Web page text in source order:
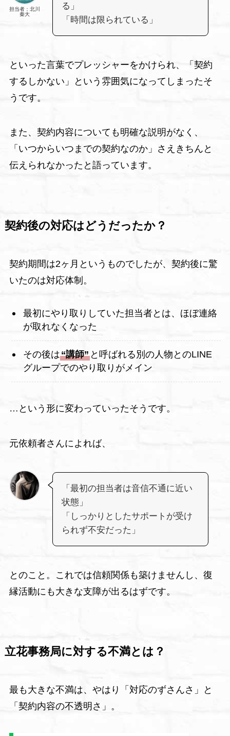
担当者：北川
秦大
る」
「時間は限られている」
といった言葉でプレッシャーをかけられ、「契約
するしかない」という雰囲気になってしまったそ
うです。
また、契約内容についても明確な説明がなく、
「いつからいつまでの契約なのか」さえきちんと
伝えられなかったと語っています。
契約後の対応はどうだったか？
契約期間は2ヶ月というものでしたが、契約後に驚
いたのは対応体制。
最初にやり取りしていた担当者とは、ほぼ連絡
が取れなくなった
その後は“講師”と呼ばれる別の人物とのLINE
グループでのやり取りがメイン
…という形に変わっていったそうです。
元依頼者さんによれば、
「最初の担当者は音信不通に近い
状態」
「しっかりとしたサポートが受け
られず不安だった」
とのこと。これでは信頼関係も築けませんし、復
縁活動にも大きな支障が出るはずです。
立花事務局に対する不満とは？
最も大きな不満は、やはり「対応のずさんさ」と
「契約内容の不透明さ」。